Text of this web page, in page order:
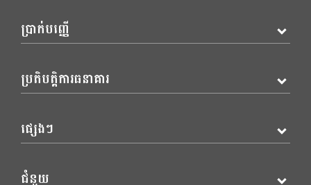
ប្រាក់បញ្ញើ
ប្រតិបត្តិការធនាគារ
ផ្សេងៗ
ជំនួយ